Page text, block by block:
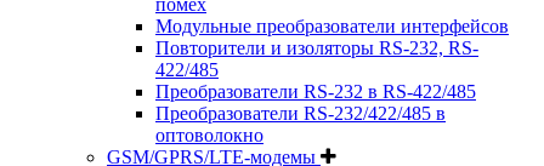
Модульные преобразователи интерфейсов
Повторители и изоляторы RS-232, RS-
422/485
Преобразователи RS-232 в RS-422/485
Преобразователи RS-232/422/485 в
оптоволокно
GSM/GPRS/LTE-модемы